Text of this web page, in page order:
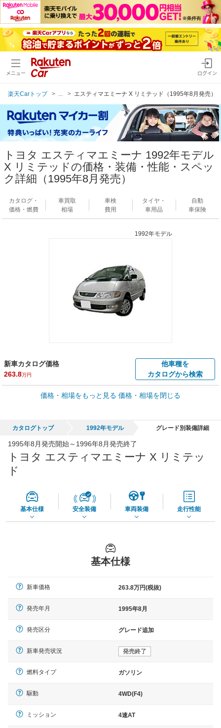
メニュー ログイン
楽天Carトップ エスティマエミーナ X リミテッド（1995年8月発売）
トヨタ エスティマエミーナ 1992年モデル
X リミテッドの価格・装備・性能・スペッ
ク詳細（1995年8月発売）
カタログ・
価格・燃費
車買取
相場
車検
費用
タイヤ・
車用品
自動
車保険
1992年モデル
新車カタログ価格
263.8万円
他車種を
カタログから検索
車買取価格 *
車買取相場
73,850円
価格・相場をもっと見る 価格・相場を閉じる
カタログトップ 1992年モデル グレード別装備詳細
1995年8月発売開始～1996年8月発売終了
トヨタ エスティマエミーナ X リミテッ
ド
基本仕様 安全装備 車両装備 走行性能
基本仕様
新車価格 263.8万円(税抜)
発売年月 1995年8月
発売区分 グレード追加
新車発売状況 発売終了
燃料タイプ ガソリン
駆動 4WD(F4)
ミッション 4速AT